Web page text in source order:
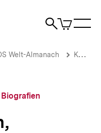
Suche
Artikel
im
Welt-Almanach KOSMOS Welt- Almanach - Biografien